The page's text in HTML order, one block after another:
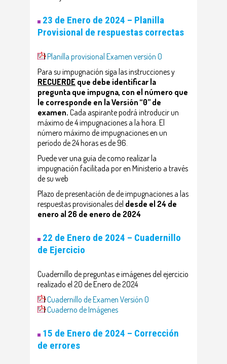
23 de Enero de 2024 – Planilla
Provisional de respuestas correctas
Planilla provisional Examen versión 0
Para su impugnación siga las instrucciones y
RECUERDE que debe identificar la
pregunta que impugna, con el número que
le corresponde en la Versión “0” de
examen. Cada aspirante podrá introducir un
máximo de 4 impugnaciones a la hora. El
número máximo de impugnaciones en un
período de 24 horas es de 96.
Puede ver una guía de como realizar la
impugnación facilitada por en Ministerio a través
de su web
Plazo de presentación dede impugnaciones a las
respuestas provisionales del desde el 24 de
enero al 26 de enero de 2024
22 de Enero de 2024 – Cuadernillo
de Ejercicio
Cuadernillo de preguntas e imágenes del ejercicio
realizado el 20 de Enero de 2024
Cuadernillo de Examen Versión 0
Cuaderno de Imágenes
15 de Enero de 2024 – Corrección
de errores